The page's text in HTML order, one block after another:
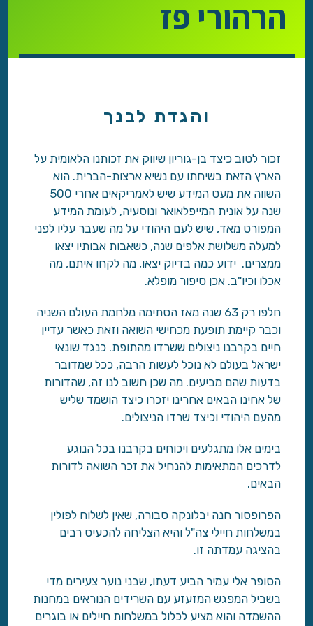
הרהורי פז
והגדת לבנך
זכור לטוב כיצד בן-גוריון שיווק את זכותנו הלאומית על
הארץ הזאת בשיחתו עם נשיא ארצות-הברית. הוא
השווה את מעט המידע שיש לאמריקאים אחרי 500
שנה על אונית המייפלאואר ונוסעיה, לעומת המידע
המפורט מאד, שיש לעם היהודי על מה שעבר עליו לפני
למעלה משלושת אלפים שנה, כשאבות אבותיו יצאו
ממצרים. ידוע כמה בדיוק יצאו, מה לקחו איתם, מה
אכלו וכיו"ב. אכן סיפור מופלא.
חלפו רק 63 שנה מאז הסתימה מלחמת העולם השניה
וכבר קיימת תופעת מכחישי השואה וזאת כאשר עדיין
חיים בקרבנו ניצולים ששרדו מהתופת. כנגד שונאי
ישראל בעולם לא נוכל לעשות הרבה, ככל שמדובר
בדעות שהם מביעים. מה שכן חשוב לנו זה, שהדורות
של אחינו הבאים אחרינו יזכרו כיצד הושמד שליש
מהעם היהודי וכיצד שרדו הניצולים.
בימים אלו מתגלעים ויכוחים בקרבנו בכל הנוגע
לדרכים המתאימות להנחיל את זכר השואה לדורות
הבאים.
הפרופסור חנה יבלונקה סבורה, שאין לשלוח לפולין
במשלחות חיילי צה"ל והיא הצליחה להכעיס רבים
בהציגה עמדתה זו.
הסופר אלי עמיר הביע דעתו, שבני נוער צעירים מדי
בשביל המפגש המזעזע עם השרידים הנוראים במחנות
ההשמדה והוא מציע לכלול במשלחות חיילים או בוגרים